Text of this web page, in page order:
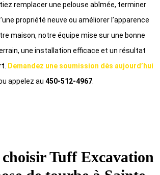
remplacer une pelouse abîmée, terminer
propriété neuve ou améliorer l’apparence
maison, notre équipe mise sur une bonne
une installation efficace et un résultat
Demandez une soumission dès aujourd’hui
appelez au 450-512-4967.
Tuff Excavation